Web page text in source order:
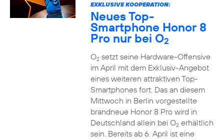
EXKLUSIVE KOOPERATION:
Neues Top-
Smartphone Honor 8
Pro nur bei O2
O2setzt seine Hardware-Offensive
im April mit dem Exklusiv-Angebot
eines weiteren attraktiven Top-
Smartphones fort. Das an diesem
Mittwoch in Berlin vorgestellte
brandneue Honor 8 Pro wird in
Deutschland allein bei O2erhältlich
sein. Bereits ab 6. April ist eine